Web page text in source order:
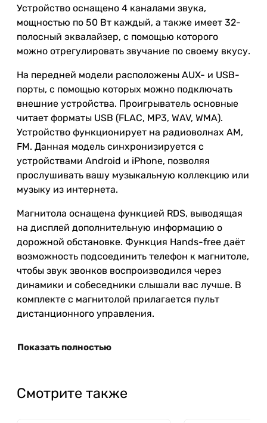
Устройство оснащено 4 каналами звука,
мощностью по 50 Вт каждый, а также имеет 32-
полосный эквалайзер, с помощью которого
можно отрегулировать звучание по своему вкусу.
На передней модели расположены AUX- и USB-
порты, с помощью которых можно подключать
внешние устройства. Проигрыватель основные
читает форматы USB (FLAC, MP3, WAV, WMA).
Устройство функционирует на радиоволнах AM,
FM. Данная модель синхронизируется с
устройствами Android и iPhone, позволяя
прослушивать вашу музыкальную коллекцию или
музыку из интернета.
Магнитола оснащена функцией RDS, выводящая
на дисплей дополнительную информацию о
дорожной обстановке. Функция Hands-free даёт
возможность подсоединить телефон к магнитоле,
чтобы звук звонков воспроизводился через
динамики и собеседники слышали вас лучше. В
комплекте с магнитолой прилагается пульт
дистанционного управления.
Показать полностью
Смотрите также